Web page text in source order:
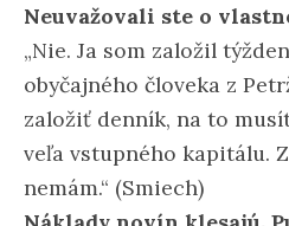
Neuvažovali ste o
„Nie. Ja som založil
obyčajného človeka z
založiť denník, na to
veľa vstupného kapitálu.
nemám.“ (Smiech)